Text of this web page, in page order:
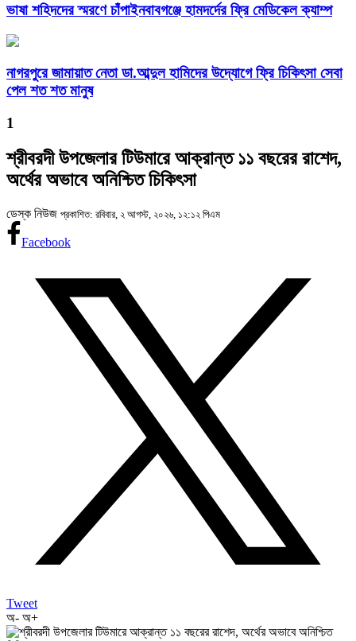
ভাষা শহিদদের স্মরণে চাঁপাইনবাবগঞ্জে হামদর্দের ফ্রি মেডিকেল ক্যাম্প
নাগরপুরে জামায়াত নেতা ডা.আব্দুল হামিদের উদ্যোগে ফ্রি চিকিৎসা সেবা
পেল শত শত মানুষ
1
শ্রীবরদী উপজেলার টিউমারে আক্রান্ত ১১ বছরের রাশেদ,
অর্থের অভাবে অনিশ্চিত চিকিৎসা
ডেস্ক নিউজ প্রকাশিত: রবিবার, ২ আগস্ট, ২০২৬, ১২:১২ পিএম
Facebook
Tweet
অ- অ+